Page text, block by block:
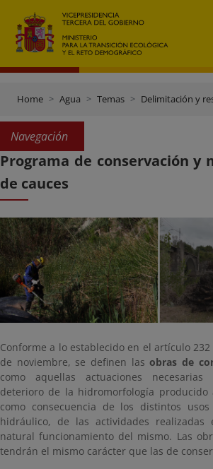
Home Agua Temas Delimitación y
Navegación
Programa de conservación y
de cauces
Conforme a lo establecido en el artículo 232
de noviembre, se definen lasobras de
como aquellas actuaciones
deterioro de la hidromorfología
como consecuencia de los distintos
hidráulico, de las actividades
natural funcionamiento del mismo. Las
tendrán el mismo carácter que las de